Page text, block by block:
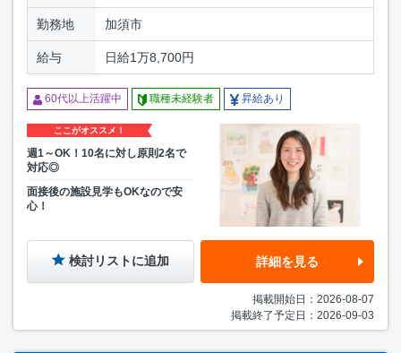
勤務地 加須市
給与 日給1万8,700円
60代以上活躍中 職種未経験者 昇給あり
ここがオススメ！
週1～OK！10名に対し原則2名で
対応◎
面接後の施設見学もOKなので安
心！
検討リストに追加 詳細を見る
掲載開始日：2026-08-07
掲載終了予定日：2026-09-03